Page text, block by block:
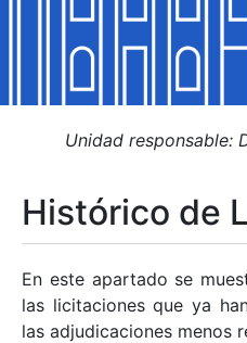
Mostrar/Ocultar
Mostrar/Ocultar
Mostrar/Ocultar
Mostrar/Ocultar
Mostrar/Ocultar
Unidad responsable:
Histórico de
En este apartado se
las licitaciones que ya
las adjudicaciones menos